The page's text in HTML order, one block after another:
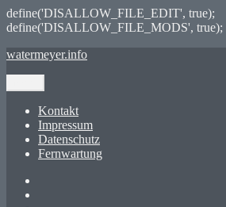
define('DISALLOW_FILE_EDIT', true);
define('DISALLOW_FILE_MODS', true);
Zum
watermeyer.info
Kontakt
Impressum
Datenschutz
Fernwartung